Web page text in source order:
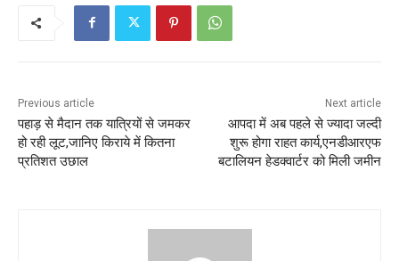
k
A
p
Previous article
पहाड़ से मैदान तक यात्रियों से जमकर
हो रही लूट,जानिए किराये में कितना
प्रतिशत उछाल
Next article
आपदा में अब पहले से ज्यादा जल्दी
शुरू होगा राहत कार्य,एनडीआरएफ
बटालियन हेडक्वार्टर को मिली जमीन